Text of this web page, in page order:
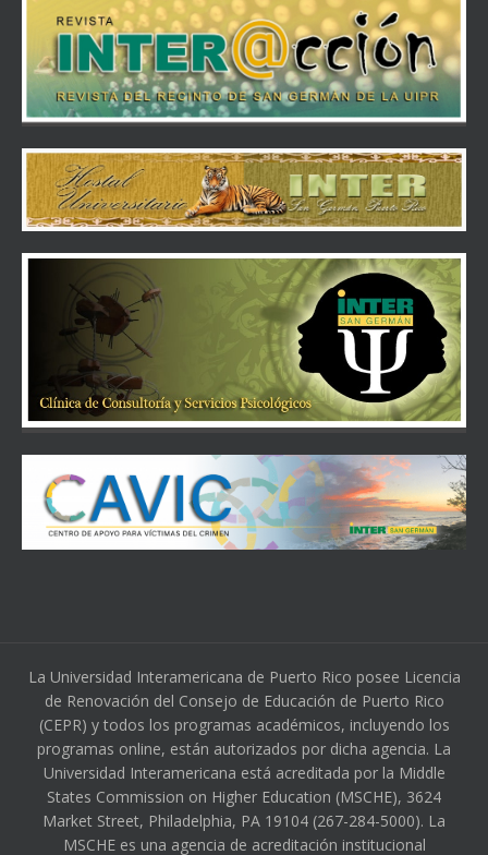
La Universidad Interamericana de Puerto Rico posee Licencia
de Renovación del Consejo de Educación de Puerto Rico
(CEPR) y todos los programas académicos, incluyendo los
programas online, están autorizados por dicha agencia. La
Universidad Interamericana está acreditada por la Middle
States Commission on Higher Education (MSCHE), 3624
Market Street, Philadelphia, PA 19104 (267-284-5000). La
MSCHE es una agencia de acreditación institucional